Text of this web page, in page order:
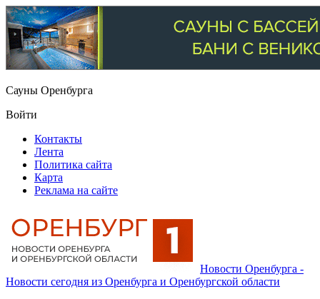
Сауны Оренбурга
Войти
Контакты
Лента
Политика сайта
Карта
Реклама на сайте
Новости Оренбурга -
Новости сегодня из Оренбурга и Оренбургской области